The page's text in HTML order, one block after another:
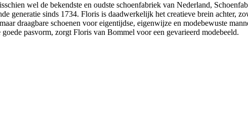
wel de bekendste en oudste schoenfabriek van Nederland,
generatie sinds 1734. Floris is daadwerkelijk het creatieve brein achter,
draagbare schoenen voor eigentijdse, eigenwijze en modebewuste
pasvorm, zorgt Floris van Bommel voor een gevarieerd modebeeld.